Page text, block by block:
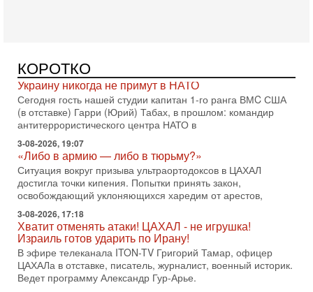
КОРОТКО
(в отставке) Гарри (Юрий) Табах, в прошлом: командир
антитеррористического центра НАТО в
3-08-2026, 19:07
«Либо в армию — либо в тюрьму?»
Ситуация вокруг призыва ультраортодоксов в ЦАХАЛ
достигла точки кипения. Попытки принять закон,
освобождающий уклоняющихся харедим от арестов,
3-08-2026, 17:18
Хватит отменять атаки! ЦАХАЛ - не игрушка!
Израиль готов ударить по Ирану!
В эфире телеканала ITON-TV Григорий Тамар, офицер
ЦАХАЛа в отставке, писатель, журналист, военный историк.
Ведет программу Александр Гур-Арье.
3-08-2026, 15:23
Иран задыхается. КСИР готовит удар! Россия теряет
последних союзников. Путин - псих!
В эфире ITON-TV доктор Эльдар Намазов , историк,